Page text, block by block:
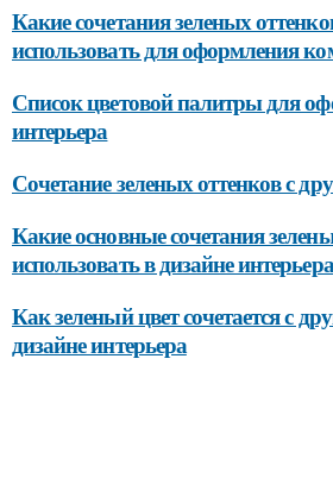
Какие сочетания зеленых
использовать для оформления
Список цветовой палитры для
интерьера
Сочетание зеленых оттенков с
Какие основные сочетания
использовать в дизайне интерьера
Как зеленый цвет сочетается с
дизайне интерьера